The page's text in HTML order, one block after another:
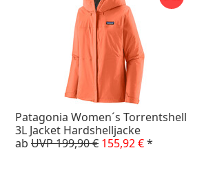
Patagonia Women´s Torrentshell
3L Jacket Hardshelljacke
ab UVP 199,90 € 155,92 €*